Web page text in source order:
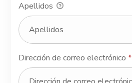
Apellidos
Dirección de correo electrónico*